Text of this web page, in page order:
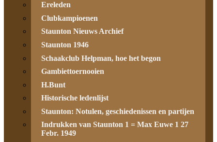
Ereleden
Clubkampioenen
Staunton Nieuws Archief
Staunton 1946
Schaakclub Helpman, hoe het begon
Gambiettoernooien
H.Bunt
Historische ledenlijst
Staunton: Notulen, geschiedenissen en partijen
Indrukken van Staunton 1 = Max Euwe 1 27
Febr. 1949